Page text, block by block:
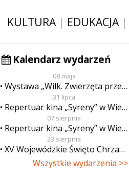
KULTURA| EDUKACJA|
Kalendarz wydarzeń
08 maja
Wystawa „Wilk. Zwierzęta przeklęte”
31 lipca
Repertuar kina „Syreny” w Wieluniu w dn. od 31 lipca do 6 sierpnia
07 sierpnia
Repertuar kina „Syreny” w Wieluniu w dn. od 7 do 13 sierpnia
23 sierpnia
XV Wojewódzkie Święto Chrzanu
Wszystkie wydarzenia >>